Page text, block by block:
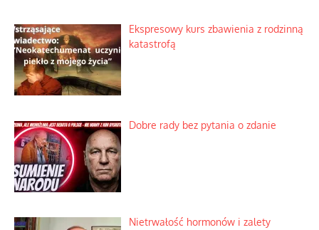
Ekspresowy kurs zbawienia z rodzinną
katastrofą
Dobre rady bez pytania o zdanie
Nietrwałość hormonów i zalety